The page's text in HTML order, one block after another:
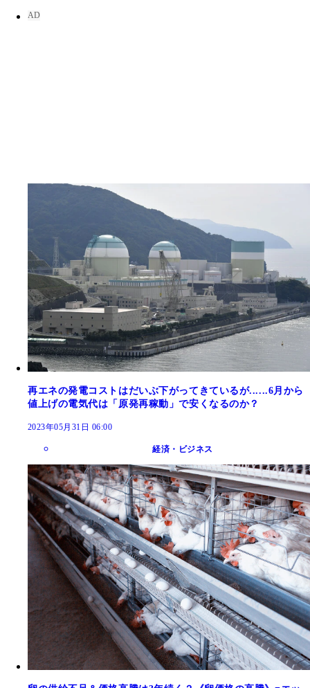
再エネの発電コストはだいぶ下がってきているが......6月から
値上げの電気代は「原発再稼動」で安くなるのか？
2023年05月31日 06:00
経済・ビジネス